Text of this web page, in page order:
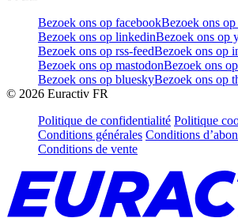
Bezoek ons op facebookBezoek ons
Bezoek ons op linkedinBezoek ons op
Bezoek ons op rss-feedBezoek ons op
Bezoek ons op mastodonBezoek ons
Bezoek ons op blueskyBezoek ons op
© 2026 Euractiv FR
Politique de confidentialité Politique
Conditions générales Conditions
Conditions de vente